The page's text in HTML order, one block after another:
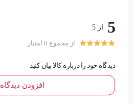
#مموگیم
توضیحات :
5 از 5
از مجموع 0 امتیاز
دیدگاه خود را درباره کالا بیان کنید
افزودن دیدگاه